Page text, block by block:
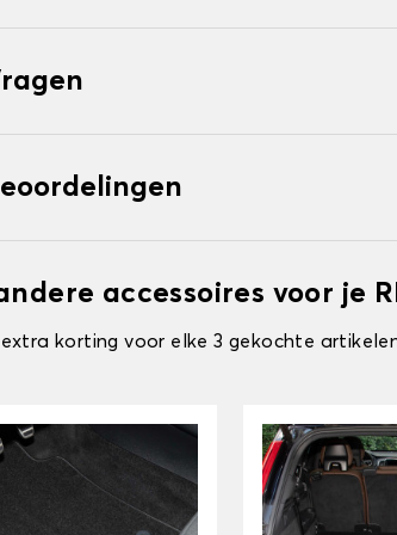
accessoires voor je
extra korting voor elke 3 gekochte